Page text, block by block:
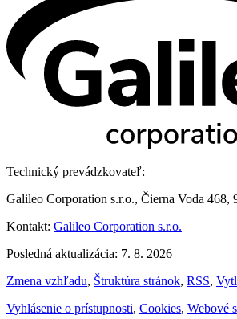
Technický prevádzkovateľ:
Galileo Corporation s.r.o., Čierna Voda 468,
Kontakt: Galileo Corporation s.r.o.
Posledná aktualizácia: 7. 8. 2026
Zmena vzhľadu, Štruktúra stránok, RSS,
Vyhlásenie o prístupnosti, Cookies, Webové